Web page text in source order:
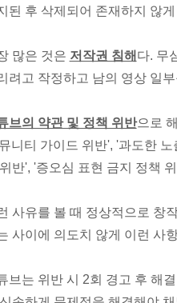
된 후 삭제되어 존재하지 않
많은 것은 저작권 침해 다. 무
려고 작정하고 남의 영상 일
브의 약관 및 정책 위반으로
니티 가이드 위반', '과도한
반', '증오심 표현 금지 정책
사유를 볼 때 정상적으로 창
사이에 의도치 않게 이런 사
브는 위반 시 2회 경고 후 해